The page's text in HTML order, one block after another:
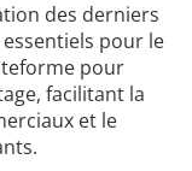
des derniers
pour le
pour
facilitant la
et le